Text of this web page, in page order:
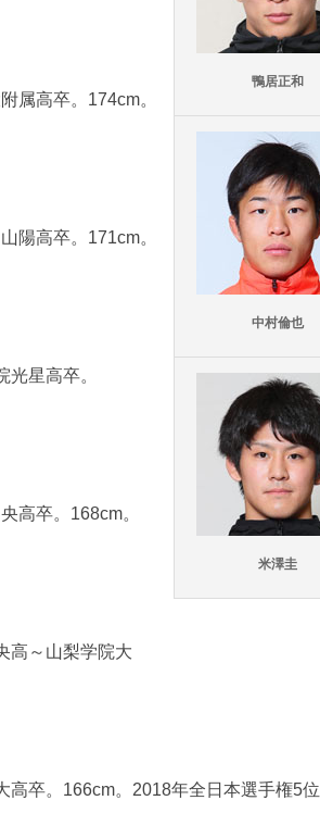
鴨居正和
中村倫也
米澤圭
属高卒。174cm。
陽高卒。171cm。
星高卒。
高卒。168cm。
高～山梨学院大
高卒。166cm。2018年全日本選手権5位